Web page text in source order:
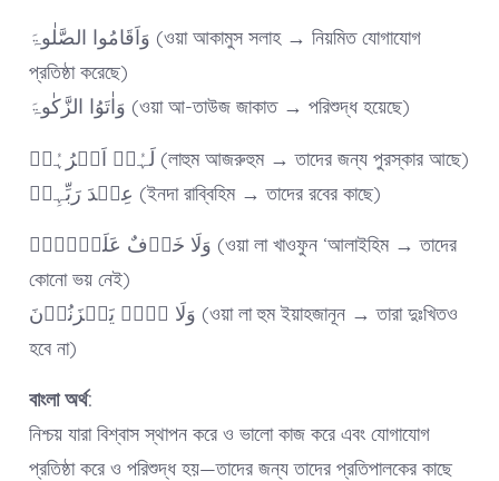
وَاَقَامُوا الصَّلٰوۃَ (ওয়া আকামুস সলাহ → নিয়মিত যোগাযোগ
প্রতিষ্ঠা করেছে)
وَاٰتَوُا الزَّکٰوۃَ (ওয়া আ-তাউজ জাকাত → পরিশুদ্ধ হয়েছে)
لَہُمۡ اَجۡرُہُمۡ (লাহুম আজরুহুম → তাদের জন্য পুরস্কার আছে)
عِنۡدَ رَبِّہِمۡ (ইনদা রাব্বিহিম → তাদের রবের কাছে)
وَلَا خَوۡفٌ عَلَیۡہِمۡ (ওয়া লা খাওফুন ‘আলাইহিম → তাদের
কোনো ভয় নেই)
وَلَا ہُمۡ یَحۡزَنُوۡنَ (ওয়া লা হুম ইয়াহজানূন → তারা দুঃখিতও
হবে না)
বাংলা অর্থ:
নিশ্চয় যারা বিশ্বাস স্থাপন করে ও ভালো কাজ করে এবং যোগাযোগ
প্রতিষ্ঠা করে ও পরিশুদ্ধ হয়—তাদের জন্য তাদের প্রতিপালকের কাছে